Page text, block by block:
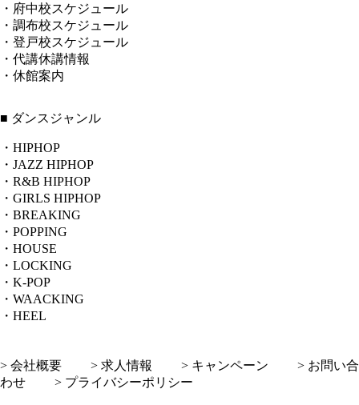
・府中校スケジュール
・調布校スケジュール
・登戸校スケジュール
・代講休講情報
・休館案内
■ ダンスジャンル
・HIPHOP
・JAZZ HIPHOP
・R&B HIPHOP
・GIRLS HIPHOP
・BREAKING
・POPPING
・HOUSE
・LOCKING
・K-POP
・WAACKING
・HEEL
> 会社概要 > 求人情報 > キャンペーン
> お問い合
わせ
> プライバシーポリシー